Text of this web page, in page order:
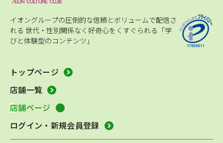
イオングループの圧倒的な信頼とボリュームで配信さ
れる 世代・性別関係なく好奇心をくすぐられる「学
びと体験型のコンテンツ」
トップページ
店舗一覧
店舗ページ
ログイン・新規会員登録